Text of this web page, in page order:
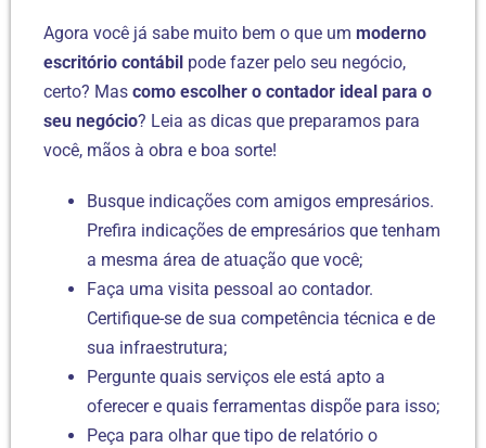
Agora você já sabe muito bem o que um moderno
escritório contábil pode fazer pelo seu negócio,
certo? Mas como escolher o contador ideal para o
seu negócio? Leia as dicas que preparamos para
você, mãos à obra e boa sorte!
Busque indicações com amigos empresários.
Prefira indicações de empresários que tenham
a mesma área de atuação que você;
Faça uma visita pessoal ao contador.
Certifique-se de sua competência técnica e de
sua infraestrutura;
Pergunte quais serviços ele está apto a
oferecer e quais ferramentas dispõe para isso;
Peça para olhar que tipo de relatório o